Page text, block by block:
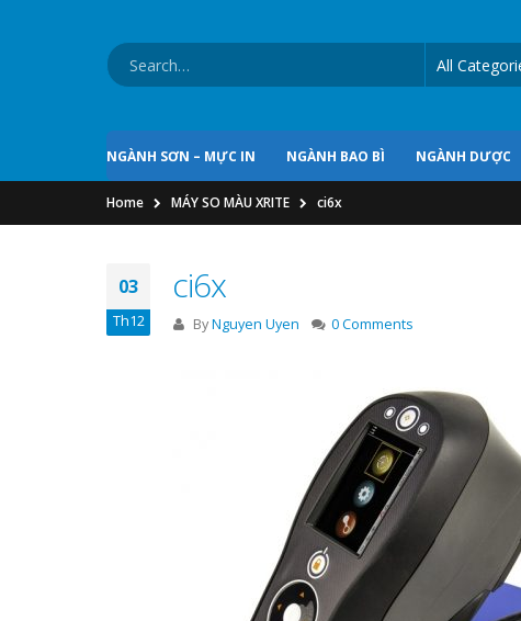
NGÀNH SƠN – MỰC IN NGÀNH BAO BÌ NGÀNH DƯỢC
Home MÁY SO MÀU XRITE ci6x
03
Th12
ci6x
ByNguyen Uyen 0 Comments